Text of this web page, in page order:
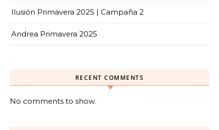
Ilusión Primavera 2025 | Campaña 2
Andrea Primavera 2025
RECENT COMMENTS
No comments to show.